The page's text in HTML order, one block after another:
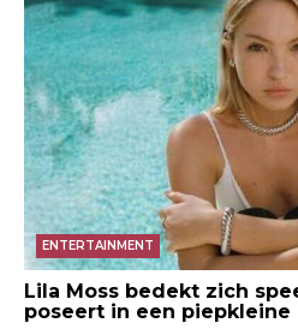
ENTERTAINMENT
Lila Moss bedekt zich
poseert in een piepkleine